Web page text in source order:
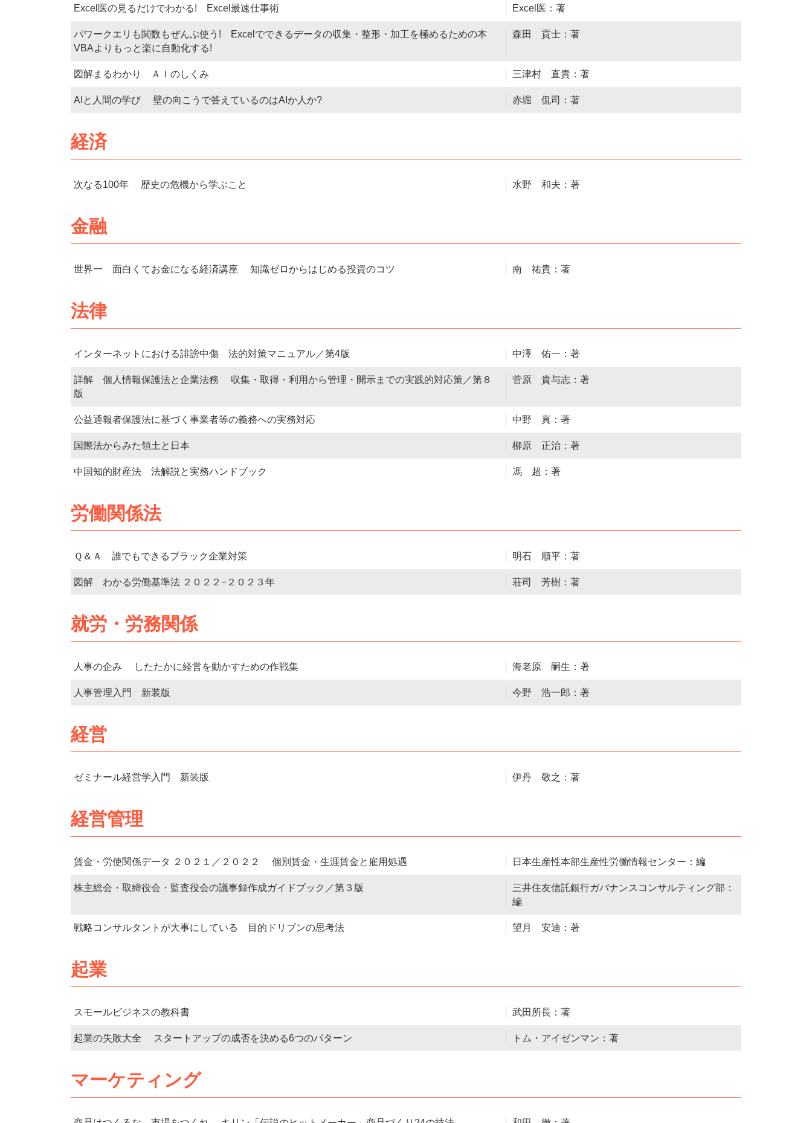
Excel医の見るだけでわかる! Excel最速仕事術 Excel医：著
パワークエリも関数もぜんぶ使う! Excelでできるデータの収集・整形・加工を極めるための本
VBAよりもっと楽に自動化する!
森田 貢士：著
図解まるわかり ＡＩのしくみ 三津村 直貴：著
AIと人間の学び 壁の向こうで答えているのはAIか人か? 赤堀 侃司：著
経済
次なる100年 歴史の危機から学ぶこと 水野 和夫：著
金融
世界一 面白くてお金になる経済講座 知識ゼロからはじめる投資のコツ 南 祐貴：著
法律
インターネットにおける誹謗中傷 法的対策マニュアル／第4版 中澤 佑一：著
詳解 個人情報保護法と企業法務 収集・取得・利用から管理・開示までの実践的対応策／第８
版
菅原 貴与志：著
公益通報者保護法に基づく事業者等の義務への実務対応 中野 真：著
国際法からみた領土と日本 柳原 正治：著
中国知的財産法 法解説と実務ハンドブック 馮 超：著
労働関係法
Ｑ＆Ａ 誰でもできるブラック企業対策 明石 順平：著
図解 わかる労働基準法 ２０２２−２０２３年 荘司 芳樹：著
就労・労務関係
人事の企み したたかに経営を動かすための作戦集 海老原 嗣生：著
人事管理入門 新装版 今野 浩一郎：著
経営
ゼミナール経営学入門 新装版 伊丹 敬之：著
経営管理
賃金・労使関係データ ２０２１／２０２２ 個別賃金・生涯賃金と雇用処遇 日本生産性本部生産性労働情報センター：編
株主総会・取締役会・監査役会の議事録作成ガイドブック／第３版
三井住友信託銀行ガバナンスコンサルティング部：
編
戦略コンサルタントが大事にしている 目的ドリブンの思考法 望月 安迪：著
起業
スモールビジネスの教科書 武田所長：著
起業の失敗大全 スタートアップの成否を決める6つのパターン トム・アイゼンマン：著
マーケティング